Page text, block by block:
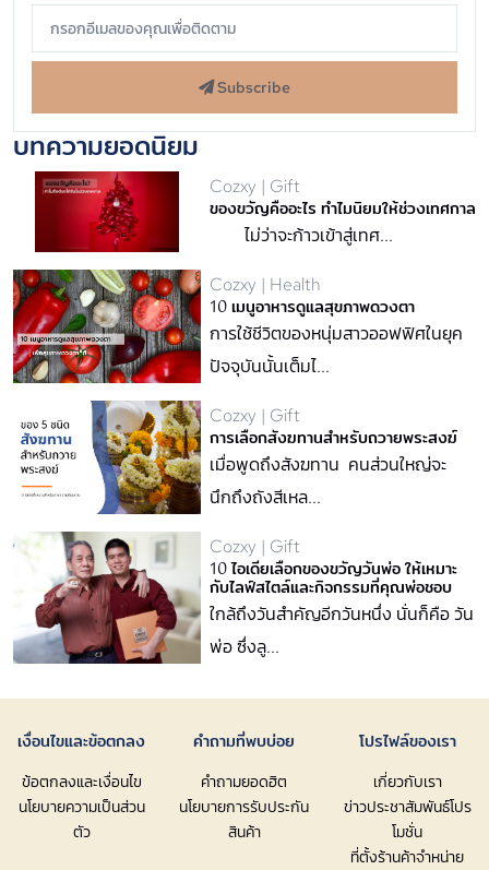
Subscribe
บทความยอดนิยม
Cozxy | Gift
ของขวัญคืออะไร ทำไมนิยมให้ช่วงเทศกาล
ไม่ว่าจะก้าวเข้าสู่เทศ...
Cozxy | Health
10 เมนูอาหารดูแลสุขภาพดวงตา
การใช้ชีวิตของหนุ่มสาวออฟฟิศในยุค
ปัจจุบันนั้นเต็มไ...
Cozxy | Gift
การเลือกสังฆทานสำหรับถวายพระสงฆ์
เมื่อพูดถึงสังฆทาน คนส่วนใหญ่จะ
นึกถึงถังสีเหล...
Cozxy | Gift
10 ไอเดียเลือกของขวัญวันพ่อ ให้เหมาะ
กับไลฟ์สไตล์และกิจกรรมที่คุณพ่อชอบ
ใกล้ถึงวันสำคัญอีกวันหนึ่ง นั่นก็คือ วัน
พ่อ ซึ่งลู...
เงื่อนไขและข้อตกลง
ข้อตกลงและเงื่อนไข
นโยบายความเป็นส่วน
ตัว
คำถามที่พบบ่อย
คำถามยอดฮิต
นโยบายการรับประกัน
สินค้า
โปรไฟล์ของเรา
เกี่ยวกับเรา
ข่าวประชาสัมพันธ์โปร
โมชั่น
ที่ตั้งร้านค้าจำหน่าย